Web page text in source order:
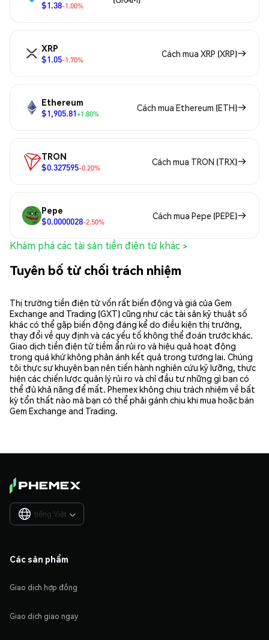
$1.38-1.00%
XRP
$1.05-1.70%
Cách mua XRP (XRP)
Ethereum
$1,905.81+1.80%
Cách mua Ethereum (ETH)
TRON
$0.327595-0.20%
Cách mua TRON (TRX)
Pepe
$0.0000028-2.50%
Cách mua Pepe (PEPE)
Khám phá các tài sản tiền điện tử khác >
Tuyên bố từ chối trách nhiệm
Thị trường tiền điện tử vốn rất biến động và giá của Gem
Exchange and Trading (GXT) cũng như các tài sản kỹ thuật số
khác có thể gặp biến động đáng kể do điều kiện thị trường,
thay đổi về quy định và các yếu tố không thể đoán trước khác.
Giao dịch tiền điện tử tiềm ẩn rủi ro và hiệu quả hoạt động
trong quá khứ không phản ánh kết quả trong tương lai. Chúng
tôi thực sự khuyên bạn nên tiến hành nghiên cứu kỹ lưỡng, thực
hiện các chiến lược quản lý rủi ro và chỉ đầu tư những gì bạn có
thể đủ khả năng để mất. Phemex không chịu trách nhiệm về bất
kỳ tổn thất nào mà bạn có thể phải gánh chịu khi mua hoặc bán
Gem Exchange and Trading.
tiếng Việt 
Các sản phẩm
Giao dịch hợp đồng
Giao dịch giao ngay